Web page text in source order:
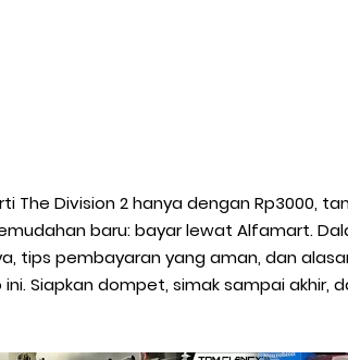
Division 2 hanya dengan Rp3000,
baru: bayar lewat Alfamart.
tips pembayaran yang aman, dan
Siapkan dompet, simak sampai akhir,